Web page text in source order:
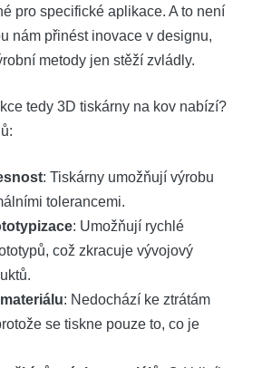
pro specifické aplikace. A to není
nám přinést inovace v designu,
metody jen stěží zvládly.
tedy 3D tiskárny na kov nabízí?
: Tiskárny umožňují výrobu
tolerancemi.
: Umožňují rychlé
což zkracuje vývojový
: Nedochází ke ztrátám
se tiskne pouze to, co je